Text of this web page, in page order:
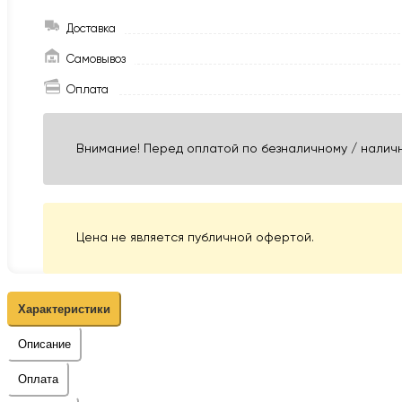
Доставка
Самовывоз
Оплата
Внимание! Перед оплатой по безналичному /
Цена не является публичной офертой.
Характеристики
Описание
Оплата